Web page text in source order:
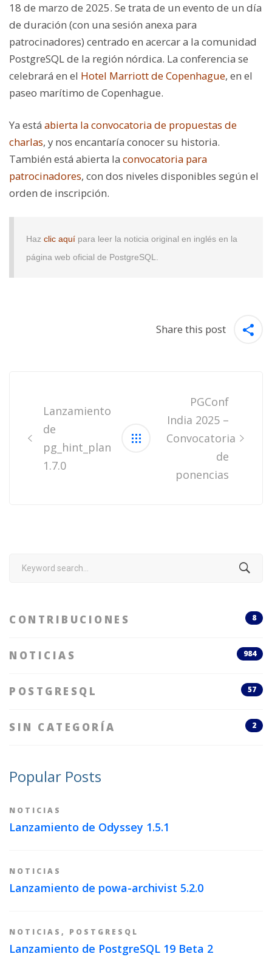
18 de marzo de 2025. Se trata de un evento de un día
de duración (con una sesión anexa para
patrocinadores) centrado en acercar a la comunidad
PostgreSQL de la región nórdica. La conferencia se
celebrará en el Hotel Marriott de Copenhague, en el
paseo marítimo de Copenhague.
Ya está abierta la convocatoria de propuestas de
charlas, y nos encantaría conocer su historia.
También está abierta la convocatoria para
patrocinadores, con dos niveles disponibles según el
orden de inscripción.
Haz clic aquí para leer la noticia original en inglés en la
página web oficial de PostgreSQL.
Share this post
Lanzamiento
de
pg_hint_plan
1.7.0
PGConf
India 2025 –
Convocatoria
de
ponencias
Search
CONTRIBUCIONES 8
NOTICIAS 984
POSTGRESQL 57
SIN CATEGORÍA 2
Popular Posts
NOTICIAS
Lanzamiento de Odyssey 1.5.1
NOTICIAS
Lanzamiento de powa-archivist 5.2.0
NOTICIAS , POSTGRESQL
Lanzamiento de PostgreSQL 19 Beta 2